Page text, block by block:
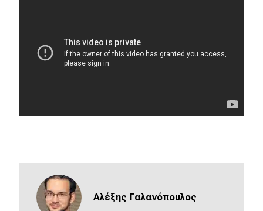
Συμβουλές
Αλέξης Γαλανόπουλος